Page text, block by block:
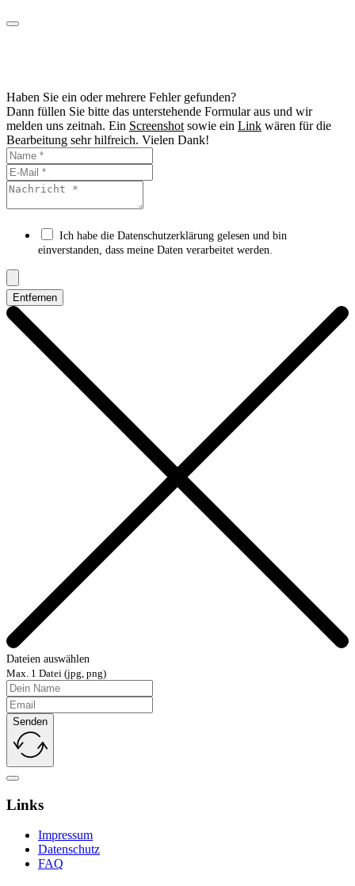
Haben Sie ein oder mehrere Fehler gefunden?
Dann füllen Sie bitte das unterstehende Formular aus und wir
melden uns zeitnah. Ein Screenshot sowie ein Link wären für die
Bearbeitung sehr hilfreich. Vielen Dank!
Ich habe die Datenschutzerklärung gelesen und bin
einverstanden, dass meine Daten verarbeitet werden.
Entfernen
Dateien auswählen
Max. 1 Datei (jpg, png)
Senden
Links
Impressum
Datenschutz
FAQ